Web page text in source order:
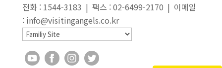
전화 : 1544-3183 | 팩스 : 02-6499-2170 | 이메일
: info@visitingangels.co.kr